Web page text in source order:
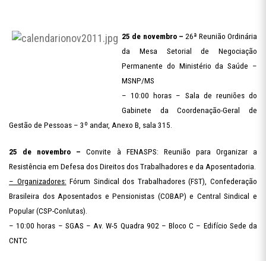
25 de novembro – 26ª Reunião Ordinária
da Mesa Setorial de Negociação
Permanente do Ministério da Saúde –
MSNP/MS
– 10:00 horas – Sala de reuniões do
Gabinete da Coordenação-Geral de
Gestão de Pessoas – 3º andar, Anexo B, sala 315.
25 de novembro –Convite à FENASPS: Reunião para Organizar a
Resistência em Defesa dos Direitos dos Trabalhadores e da Aposentadoria.
– Organizadores: Fórum Sindical dos Trabalhadores (FST), Confederação
Brasileira dos Aposentados e Pensionistas (COBAP) e Central Sindical e
Popular (CSP-Conlutas).
– 10:00 horas – SGAS – Av. W-5 Quadra 902 – Bloco C – Edifício Sede da
CNTC